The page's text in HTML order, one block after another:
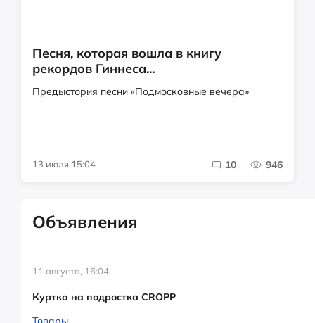
Песня, которая вошла в книгу
рекордов Гиннеса...
Предыстория песни «Подмосковные вечера»
13 июля 15:04 10 946
Объявления
11 августа, 16:04
Куртка на подростка CROPP